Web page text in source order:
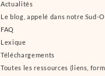
Actualités
Le blog, appelé dans notre Sud-
FAQ
Lexique
Téléchargements
Toutes les ressources (liens,